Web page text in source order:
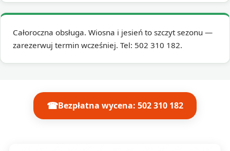
Całoroczna obsługa. Wiosna i jesień to szczyt sezonu —
zarezerwuj termin wcześniej. Tel: 502 310 182.
☎Bezpłatna wycena: 502 310 182